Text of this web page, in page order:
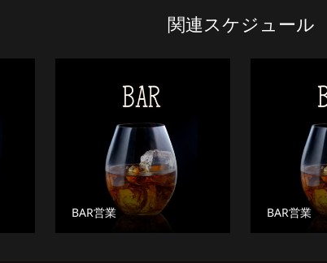
関連スケジュール
BAR営業 BAR営業